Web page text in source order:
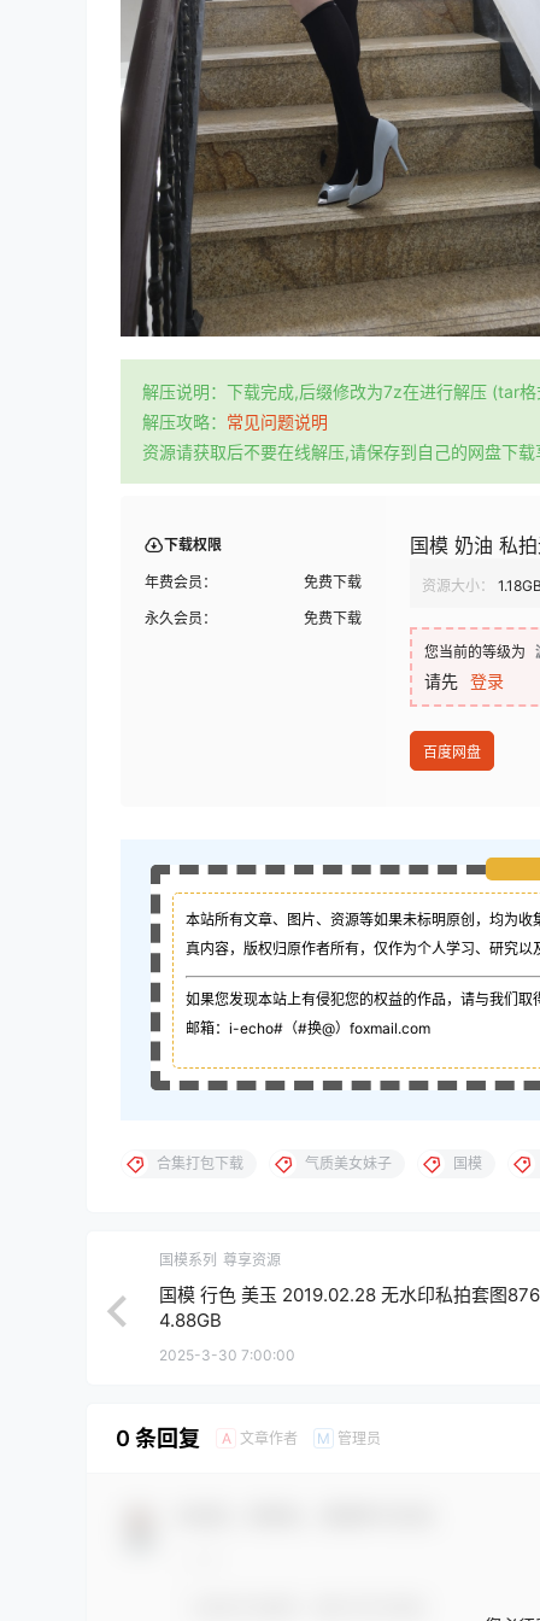
解压说明：下载完成,后缀修改为7z在进行解压 (tar
解压攻略： 常见问题说明
资源请获取后不要在线解压,请保存到自己的网盘下载
下载权限
年费会员：
免费下载
永久会员：
免费下载
国模 奶油 私
资源大小：
您当前的等级为
请先 登录
百度网盘
本站所有文章、图片、资源等如果未标明原创，均为收
真内容，版权归原作者所有，仅作为个人学习、研究
如果您发现本站上有侵犯您的权益的作品，请与我们
邮箱：i-echo#（#换@）foxmail.com
合集打包下载 气质美女妹子 国模
国模系列 尊享资源
国模 行色 美玉 2019.02.28 无水印私拍套图
4.88GB
2025-3-30 7:00:00
0 条回复 A 文章作者 M 管理员